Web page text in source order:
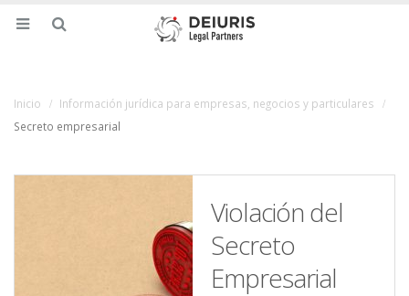
Inicio
Información jurídica para empresas, negocios y particulares
Secreto empresarial
Violación del
Secreto
Empresarial